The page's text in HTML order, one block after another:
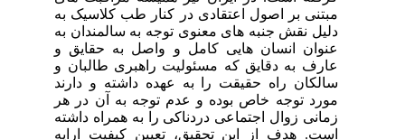
مبتنی بر اصول اعتقادی در کنار طب کلاسیک به
دلیل نقش جنبه های معنوی توجه به سالمندان به
عنوان انسان هایی کامل و واصل به حقایق و
عارف به دقایق که مسئولیت راهبری طالبان و
سالکان راه حقیقت را به عهده داشته و دارند
مورد توجه خاص بوده و عدم توجه به آن در هر
زمانی زوال اجتماعی دردناکی را به همراه داشته
است. هدف از این تحقیق، تعیین کیفیت ارایه